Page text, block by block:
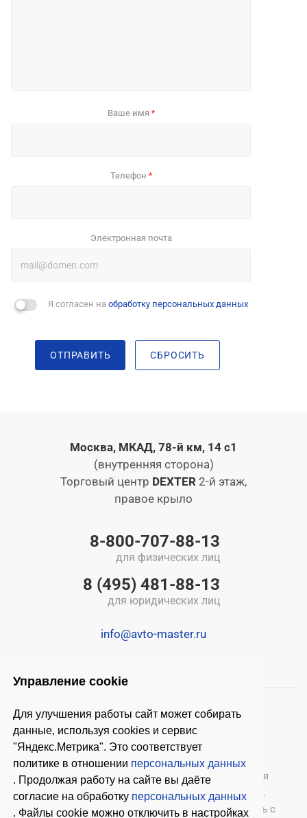
Управление cookie
Для улучшения работы сайт может собирать
данные, используя cookies и сервис
"Яндекс.Метрика". Это соответствует
политике в отношении персональных данных
. Продолжая работу на сайте вы даёте
согласие на обработку персональных данных
. Файлы cookie можно отключить в настройках
Ваше имя *
Телефон *
Электронная почта
Я согласен на обработку персональных данных
ОТПРАВИТЬ СБРОСИТЬ
Москва, МКАД, 78-й км, 14 с1
(внутренняя сторона)
Торговый центр DEXTER 2-й этаж,
правое крыло
8-800-707-88-13
для физических лиц
8 (495) 481-88-13
для юридических лиц
info@avto-master.ru
© 2026 ООО «Автомастер» — оборудование для
автосервиса, шиномонтажное оборудование.
Оставляя заявки на нашем сайте, ознакомьтесь с